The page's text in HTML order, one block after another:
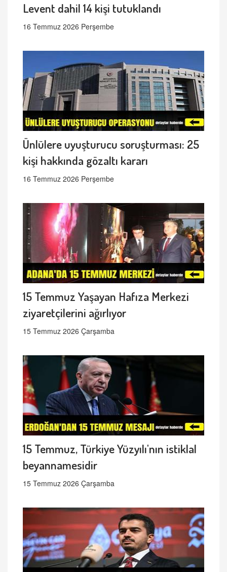
Levent dahil 14 kişi tutuklandı
16 Temmuz 2026 Perşembe
Ünlülere uyuşturucu soruşturması: 25
kişi hakkında gözaltı kararı
16 Temmuz 2026 Perşembe
15 Temmuz Yaşayan Hafıza Merkezi
ziyaretçilerini ağırlıyor
15 Temmuz 2026 Çarşamba
15 Temmuz, Türkiye Yüzyılı'nın istiklal
beyannamesidir
15 Temmuz 2026 Çarşamba